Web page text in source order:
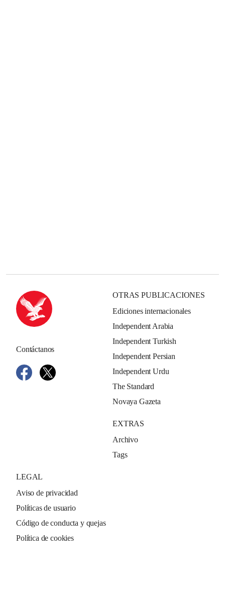
Contáctanos
OTRAS PUBLICACIONES
Ediciones internacionales
Independent Arabia
Independent Turkish
Independent Persian
Independent Urdu
The Standard
Novaya Gazeta
EXTRAS
Archivo
Tags
LEGAL
Aviso de privacidad
Políticas de usuario
Código de conducta y quejas
Política de cookies